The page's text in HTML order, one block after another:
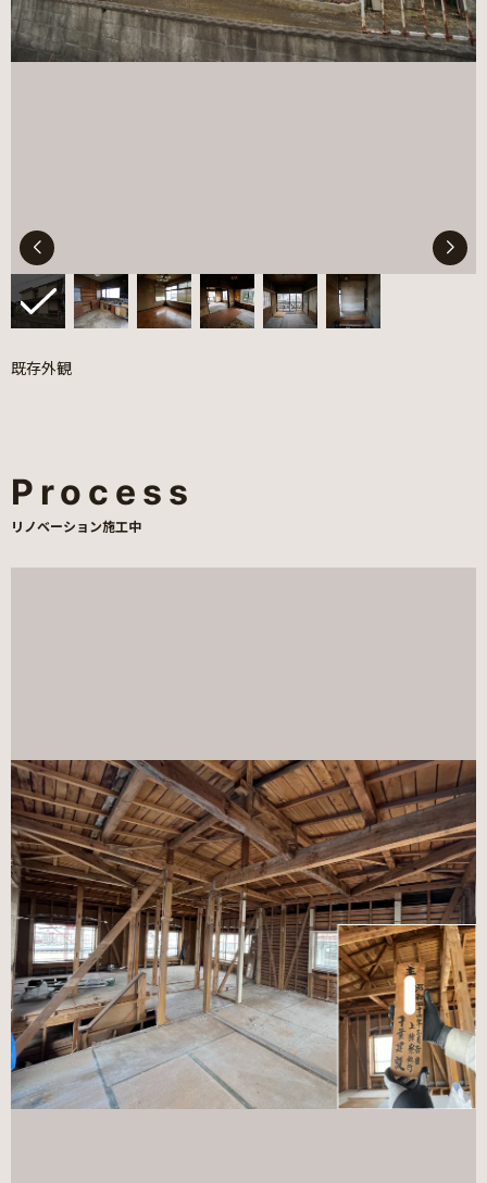
既存外観
Process
リノベーション施工中
そこから各個室へアクセスする、当時としてはモダンなプ
ランが特徴であった。
耐震・断熱性能の向上を図るため、大胆な減築と、成形化
型キッチンを中心に、一直線の家事動線と、玄関～LDKを
つなぐ回遊動線を確保し、現代の暮らしに適したプランと
している。 また、常設のモデルハウスとしての利用を想定
し、1階にセミナールーム、2階には打合せ室を計画した。